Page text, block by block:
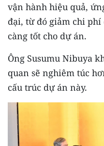
vận hành hiệu quả,
đại, từ đó giảm chi phí
càng tốt cho dự án.
Ông Susumu Nibuya
quan sẽ nghiêm túc
cấu trúc dự án này.